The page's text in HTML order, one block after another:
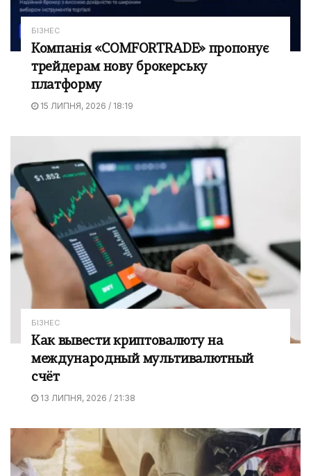
БІЗНЕС
Компанія «COMFORTRADE» пропонує
трейдерам нову брокерську
платформу
15 ЛИПНЯ, 2026 / 18:19
БІЗНЕС
Как вывести криптовалюту на
международный мультивалютный
счёт
13 ЛИПНЯ, 2026 / 21:38